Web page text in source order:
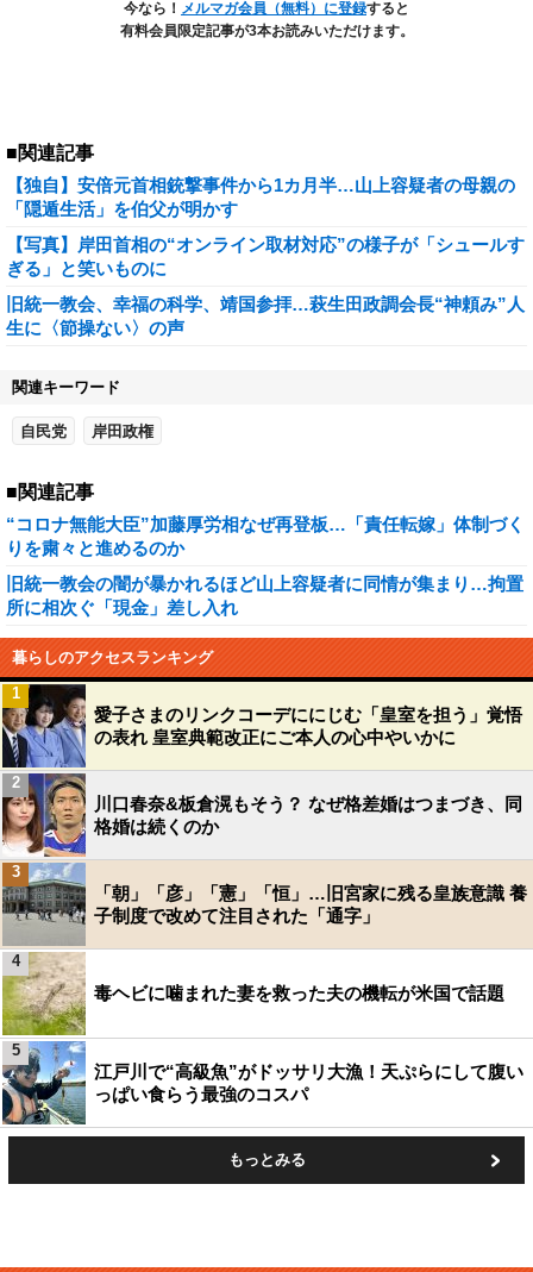
今なら！ メルマガ会員（無料）に登録すると
有料会員限定記事が3本お読みいただけます。
■関連記事
【独自】安倍元首相銃撃事件から1カ月半…山上容疑者の母親の
「隠遁生活」を伯父が明かす
【写真】岸田首相の“オンライン取材対応”の様子が「シュールす
ぎる」と笑いものに
旧統一教会、幸福の科学、靖国参拝…萩生田政調会長“神頼み”人
生に〈節操ない〉の声
関連キーワード
自民党 岸田政権
■関連記事
“コロナ無能大臣”加藤厚労相なぜ再登板…「責任転嫁」体制づく
りを粛々と進めるのか
旧統一教会の闇が暴かれるほど山上容疑者に同情が集まり…拘置
所に相次ぐ「現金」差し入れ
暮らしのアクセスランキング
愛子さまのリンクコーデににじむ「皇室を担う」覚悟
の表れ 皇室典範改正にご本人の心中やいかに
1
川口春奈&板倉滉もそう？ なぜ格差婚はつまづき、同
格婚は続くのか
2
「朝」「彦」「憲」「恒」…旧宮家に残る皇族意識 養
子制度で改めて注目された「通字」
3
毒ヘビに噛まれた妻を救った夫の機転が米国で話題
4
江戸川で“高級魚”がドッサリ大漁！天ぷらにして腹い
っぱい食らう最強のコスパ
5
もっとみる